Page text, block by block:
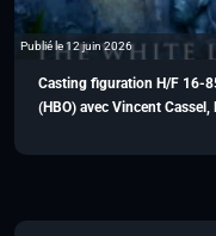
Publié le 12 juin 2026
Casting figuration H/F 16-
(HBO) avec Vincent